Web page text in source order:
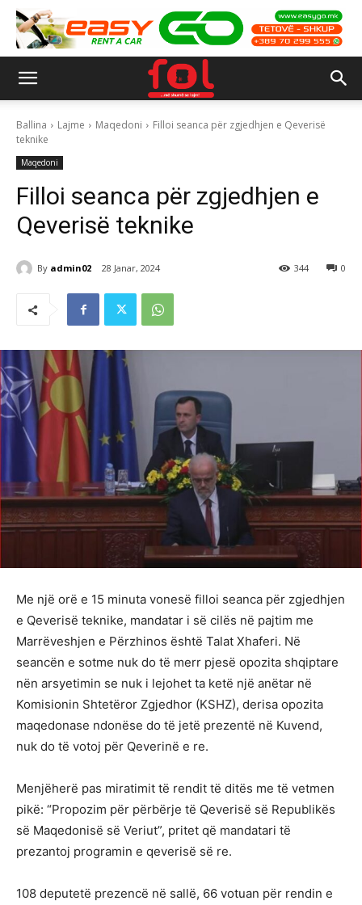
Ballina Lajme Maqedoni
Filloi seanca për zgjedhjen e Qeverisë
teknike
Maqedoni
Filloi seanca për zgjedhjen e
Qeverisë teknike
By admin02 28 Janar, 2024 0
344
Me një orë e 15 minuta vonesë filloi seanca për zgjedhjen
e Qeverisë teknike, mandatar i së cilës në pajtim me
Marrëveshjen e Përzhinos është Talat Xhaferi. Në
seancën e sotme nuk do të merr pjesë opozita shqiptare
nën arsyetimin se nuk i lejohet ta ketë një anëtar në
Komisionin Shtetëror Zgjedhor (KSHZ), derisa opozita
maqedonase ndonëse do të jetë prezentë në Kuvend,
nuk do të votoj për Qeverinë e re.
Menjëherë pas miratimit të rendit të ditës me të vetmen
pikë: “Propozim për përbërje të Qeverisë së Republikës
së Maqedonisë së Veriut”, pritet që mandatari të
prezantoj programin e qeverisë së re.
108 deputetë prezencë në sallë, 66 votuan për rendin e